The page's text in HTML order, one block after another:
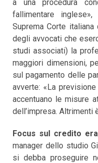
a una procedura
fallimentare
Suprema Corte
degli avvocati che
studi associati) la
maggiori dimensioni,
sul pagamento delle
avverte: «La
accentuano le misure
dell’impresa. Altrimenti
Focus sul credito
manager dello studio
si debba proseguire